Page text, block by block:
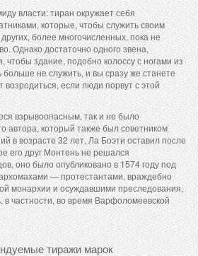
власти: тиран окружает себя
которые, чтобы служить своим
более многочисленных, пока не
Однако достаточно одного звена,
чтобы здание, подобно колоссу с ногами из
не служить, и вы сразу же станете
если люди порвут с этой
взрывоопасным, так и не было
автора, который также был советником
в возрасте 32 лет, Ла Боэти оставил после
его друг Монтень не решался
оно было опубликовано в 1574 году под
— протестантами, враждебно
монархии и осуждавшими преследования,
в частности, во время Варфоломеевской
тиражи марок